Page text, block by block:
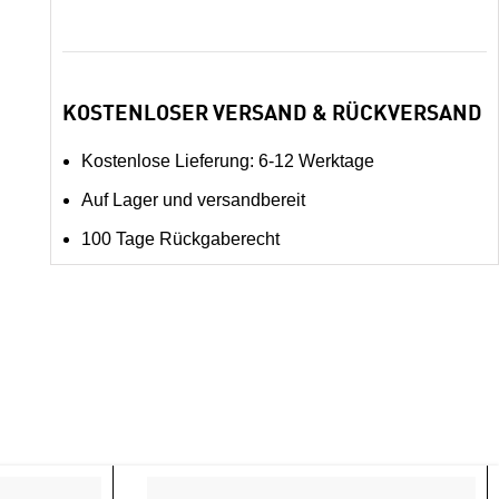
KOSTENLOSER VERSAND & RÜCKVERSAND
Kostenlose Lieferung: 6-12 Werktage
Auf Lager und versandbereit
100 Tage Rückgaberecht